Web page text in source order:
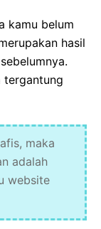
kamu belum
hasil
maka
adalah
website